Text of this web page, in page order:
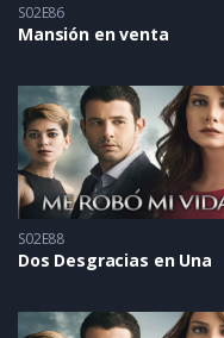
S02E86
Mansión en venta
S02E88
Dos Desgracias en Una